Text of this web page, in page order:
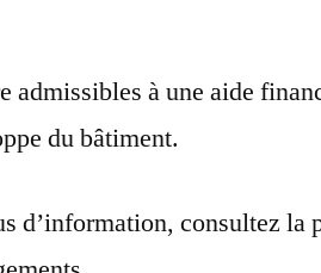
admissibles à une aide
du bâtiment.
d’information, consultez la